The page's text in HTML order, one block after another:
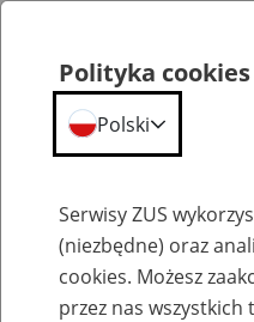
Szkolenia
Polityka cookies
Polski
Serwisy ZUS
(niezbędne) oraz
cookies. Możesz
przez nas